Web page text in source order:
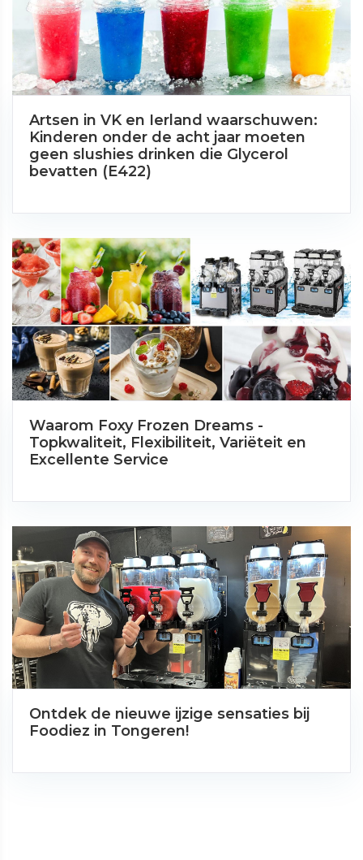
Artsen in VK en Ierland waarschuwen:
Kinderen onder de acht jaar moeten
geen slushies drinken die Glycerol
bevatten (E422)
Waarom Foxy Frozen Dreams -
Topkwaliteit, Flexibiliteit, Variëteit en
Excellente Service
Ontdek de nieuwe ijzige sensaties bij
Foodiez in Tongeren!